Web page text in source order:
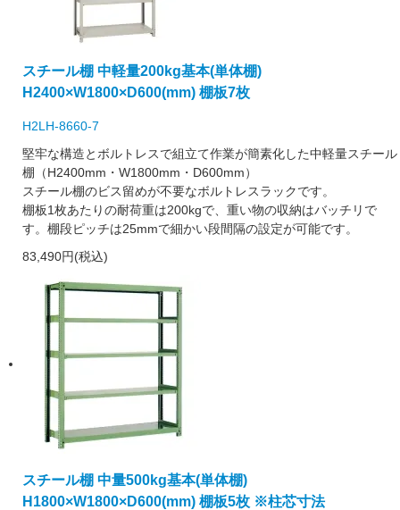
スチール棚 中軽量200kg基本(単体棚)
H2400×W1800×D600(mm) 棚板7枚
H2LH-8660-7
堅牢な構造とボルトレスで組立て作業が簡素化した中軽量スチール
棚（H2400mm・W1800mm・D600mm）
スチール棚のビス留めが不要なボルトレスラックです。
棚板1枚あたりの耐荷重は200kgで、重い物の収納はバッチリで
す。棚段ピッチは25mmで細かい段間隔の設定が可能です。
83,490円(税込)
スチール棚 中量500kg基本(単体棚)
H1800×W1800×D600(mm) 棚板5枚 ※柱芯寸法